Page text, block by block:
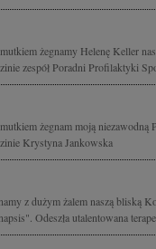
żegnamy Helenę Keller
zespół Poradni Profilaktyki
żegnam moją niezawodną
Krystyna Jankowska
z dużym żalem naszą bliską
Odeszła utalentowana